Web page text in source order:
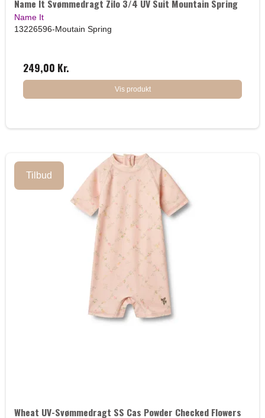
Name It Svømmedragt Zilo 3/4 UV Suit Mountain Spring
Name It
13226596-Moutain Spring
249,00 Kr.
Vis produkt
Tilbud
Wheat UV-Svømmedragt SS Cas Powder Checked Flowers